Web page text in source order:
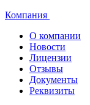
Компания
О компании
Новости
Лицензии
Отзывы
Документы
Реквизиты